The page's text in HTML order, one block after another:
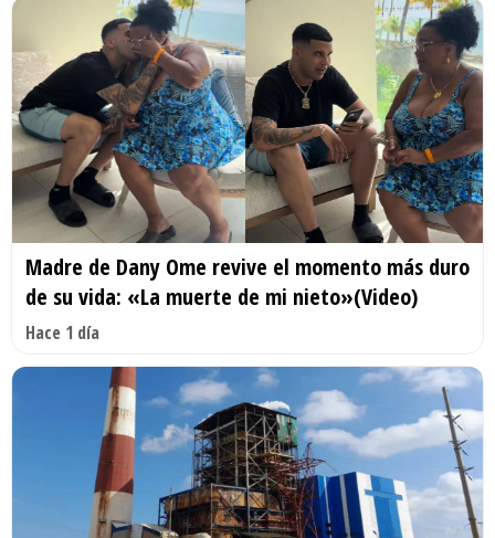
Madre de Dany Ome revive el momento más duro
de su vida: «La muerte de mi nieto»(Video)
Hace 1 día